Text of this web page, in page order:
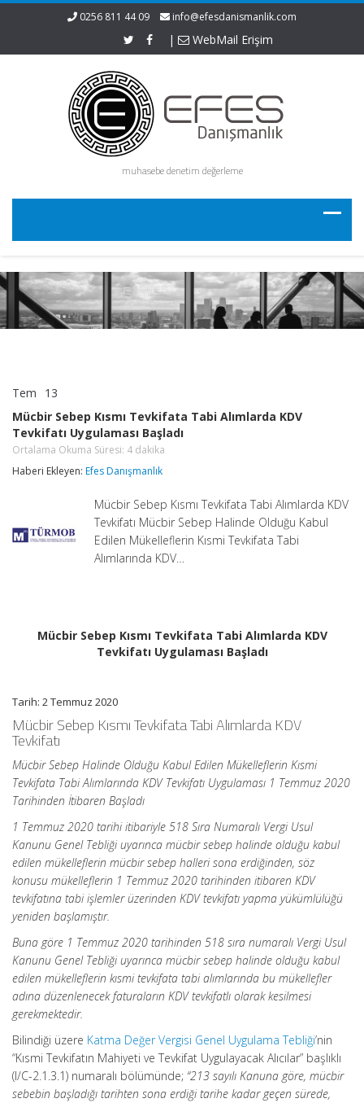
0256 811 44 09 info@efesdanismanlik.com
| WebMail Erişim
muhasebe denetim değerleme
Tem 13
Kısmı
Tevkifata
Tabi
KDV
Uygulaması
Başladı
Ortalama
Okuma
Süresi:
4
Mücbir Sebep Kısmı Tevkifata Tabi Alımlarda KDV
Tevkifatı Uygulaması Başladı
Ortalama Okuma Süresi: 4 dakika
Haberi Ekleyen: Efes Danışmanlık
Mücbir Sebep Kısmı Tevkifata Tabi Alımlarda KDV
Tevkifatı Mücbir Sebep Halinde Olduğu Kabul
Edilen Mükelleflerin Kısmi Tevkifata Tabi
Alımlarında KDV…
Mücbir Sebep Kısmı Tevkifata Tabi Alımlarda KDV
Tevkifatı Uygulaması Başladı
Tarih: 2 Temmuz 2020
Mücbir Sebep Kısmı Tevkifata Tabi Alımlarda KDV
Tevkifatı
Mücbir Sebep Halinde Olduğu Kabul Edilen Mükelleflerin Kısmi
Tevkifata Tabi Alımlarında KDV Tevkifatı Uygulaması 1 Temmuz 2020
Tarihinden İtibaren Başladı
1 Temmuz 2020 tarihi itibariyle 518 Sıra Numaralı Vergi Usul
Kanunu Genel Tebliği uyarınca mücbir sebep halinde olduğu kabul
edilen mükelleflerin mücbir sebep halleri sona erdiğinden, söz
konusu mükelleflerin 1 Temmuz 2020 tarihinden itibaren KDV
tevkifatına tabi işlemler üzerinden KDV tevkifatı yapma yükümlülüğü
yeniden başlamıştır.
Buna göre 1 Temmuz 2020 tarihinden 518 sıra numaralı Vergi Usul
Kanunu Genel Tebliği uyarınca mücbir sebep halinde olduğu kabul
edilen mükelleflerin kısmi tevkifata tabi alımlarında bu mükellefler
adına düzenlenecek faturaların KDV tevkifatlı olarak kesilmesi
gerekmektedir.
Bilindiği üzere Katma Değer Vergisi Genel Uygulama Tebliği’nin
“Kısmi Tevkifatın Mahiyeti ve Tevkifat Uygulayacak Alıcılar” başlıklı
(I/C-2.1.3.1) numaralı bölümünde; “213 sayılı Kanuna göre, mücbir
sebebin başladığı tarihten sona erdiği tarihe kadar geçen sürede,